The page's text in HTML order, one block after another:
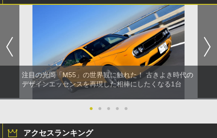
注目の光岡「M55」の世界観に触れた！ 古きよき時代の
デザインエッセンスを再現した相棒にしたくなる1台
● ● ● ● ●
アクセスランキング